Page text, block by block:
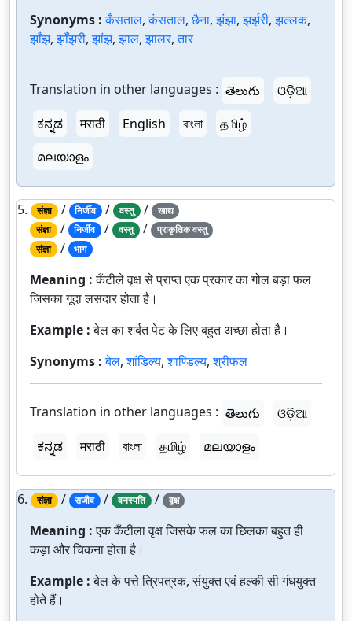
Synonyms :कँसताल,कंसताल,छैना,झंझा,झर्झरी,झल्लक,
झाँझ,झाँझरी,झांझ,झाल,झालर,तार
Translation in other languages : తెలుగు
ଓଡ଼ିଆ
ಕನ್ನಡ
मराठी English বাংলা
தமிழ்
മലയാളം
5. संज्ञा / निर्जीव / वस्तु /
खाद्य
संज्ञा / निर्जीव / वस्तु /
प्राकृतिक वस्तु
संज्ञा / भाग
Meaning :कँटीले वृक्ष से प्राप्त एक प्रकार का गोल बड़ा फल
जिसका गूदा लसदार होता है।
Example :बेल का शर्बत पेट के लिए बहुत अच्छा होता है।
Synonyms :बेल,शांडिल्य,शाण्डिल्य,श्रीफल
Translation in other languages : తెలుగు
ଓଡ଼ିଆ
ಕನ್ನಡ
मराठी বাংলা தமிழ் മലയാളം
6. संज्ञा / सजीव / वनस्पति / वृक्ष
Meaning :एक कँटीला वृक्ष जिसके फल का छिलका बहुत ही
कड़ा और चिकना होता है।
Example :बेल के पत्ते त्रिपत्रक, संयुक्त एवं हल्की सी गंधयुक्त
होते हैं।